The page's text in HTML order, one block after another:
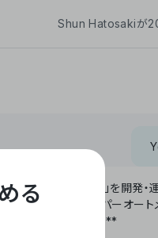
Shun Hatosakiが
ョンSaaS「Yoom」を開発・
組み合わせたハイパーオート
を提供しています。**
る